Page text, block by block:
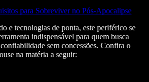
para Sobreviver no Pós-Apocalipse
e tecnologias de ponta, este periférico se
indispensável para quem busca
sem concessões. Confira o
na matéria a seguir: